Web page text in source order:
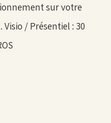
sur votre
/ Présentiel : 30